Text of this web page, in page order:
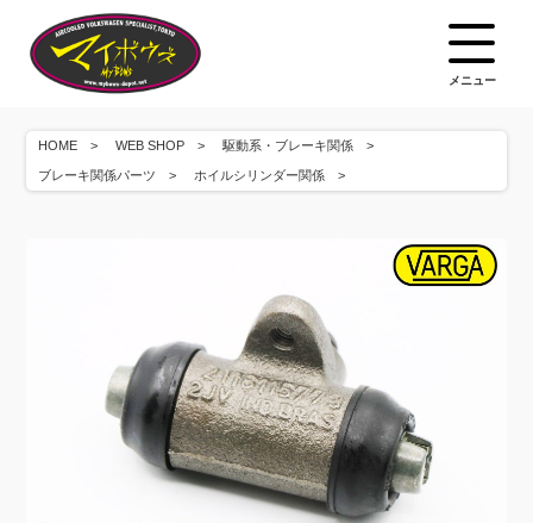
メニュー
HOME WEB SHOP 駆動系・ブレーキ関係
ブレーキ関係パーツ ホイルシリンダー関係